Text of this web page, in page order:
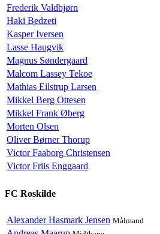
Frederik Valdbjørn
Haki Bedzeti
Kasper Iversen
Lasse Haugvik
Magnus Søndergaard
Malcom Lassey Tekoe
Mathias Eilstrup Larsen
Mikkel Berg Ottesen
Mikkel Frank Øberg
Morten Olsen
Oliver Børner Thorup
Victor Faaborg Christensen
Victor Friis Enggaard
FC Roskilde
Alexander Hasmark Jensen Målmand